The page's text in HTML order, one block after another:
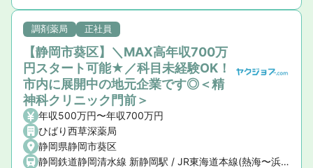
調剤薬局 正社員
【静岡市葵区】＼MAX高年収700万
円スタート可能★／科目未経験OK！
市内に展開中の地元企業です◎＜精
神科クリニック門前＞
年収500万円〜年収700万円
ひばり西草深薬局
静岡県静岡市葵区
静岡鉄道静岡清水線 新静岡駅 / JR東海道本線(熱海〜浜松) 静岡駅